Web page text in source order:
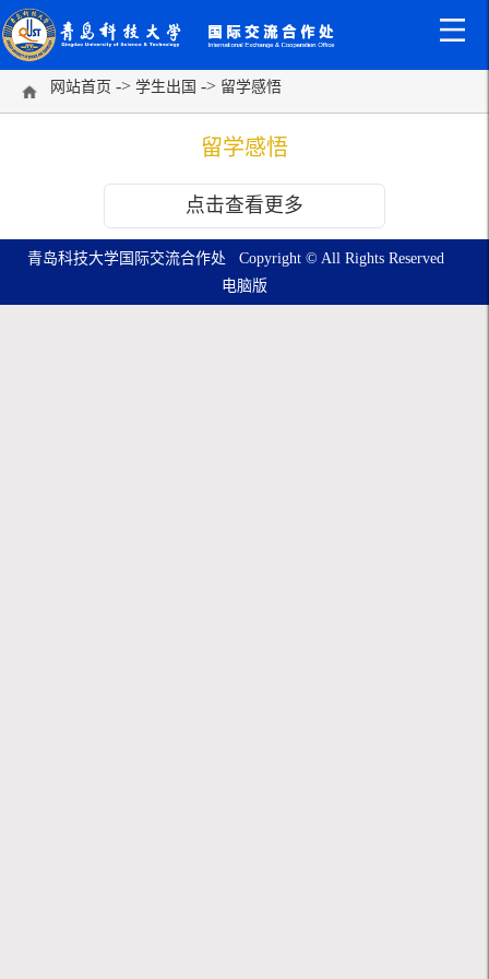
网站首页 -> 学生出国 -> 留学感悟
留学感悟
点击查看更多
青岛科技大学国际交流合作处 Copyright © All Rights Reserved
电脑版